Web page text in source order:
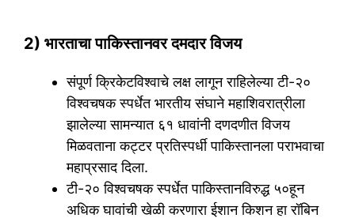
2) भारताचा पाकिस्तानवर दमदार विजय
संपूर्ण क्रिकेटविश्वाचे लक्ष लागून राहिलेल्या टी-२०
विश्वचषक स्पर्धेत भारतीय संघाने महाशिवरात्रीला
झालेल्या सामन्यात ६१ धावांनी दणद‌णीत विजय
मिळवताना कट्टर प्रतिस्पर्धी पाकिस्तानला पराभवाचा
महाप्रसाद दिला.
टी-२० विश्वचषक स्पर्धेत पाकिस्तानविरुद्ध ५०हून
अधिक घावांची खेळी करणारा ईशान किशन हा रॉबिन